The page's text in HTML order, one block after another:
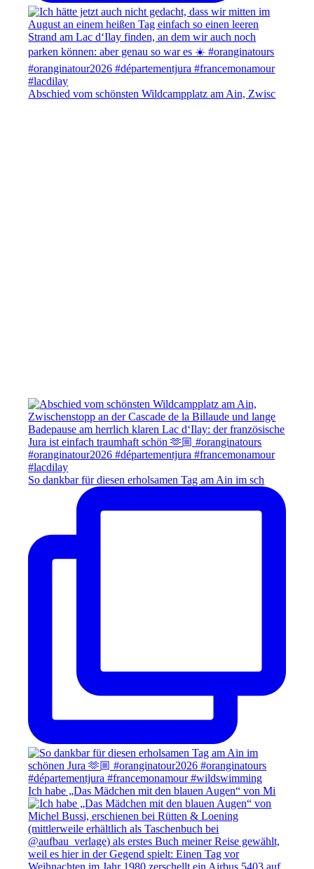
Abschied vom schönsten Wildcampplatz am Ain, Zwisc
So dankbar für diesen erholsamen Tag am Ain im sch
Ich habe „Das Mädchen mit den blauen Augen“ von Mi